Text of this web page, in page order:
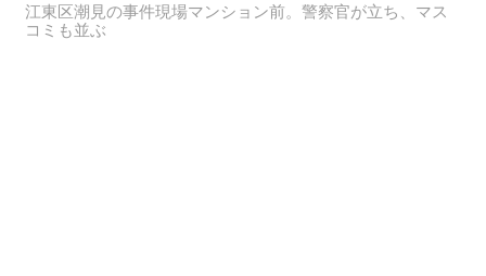
江東区潮見の事件現場マンション前。警察官が立ち、マス
コミも並ぶ